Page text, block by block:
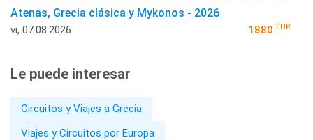
Atenas, Grecia clásica y Mykonos - 2026
vi, 07.08.2026 1880 EUR
Le puede interesar
Circuitos y Viajes a Grecia
Viajes y Circuitos por Europa